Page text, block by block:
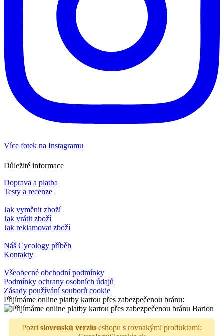
Více fotek na Instagramu
Důležité informace
Doprava a platba
Testy a recenze
Jak vyměnit zboží
Jak vrátit zboží
Jak reklamovat zboží
Náš Cycology příběh
Kontakty
Všeobecné obchodní podmínky
Podmínky ochrany osobních údajů
Zásady používání souborů cookie
Přijímáme online platby kartou přes zabezpečenou bránu:
Pozri slovenskú verziu eshopu s rovnakými produktami: